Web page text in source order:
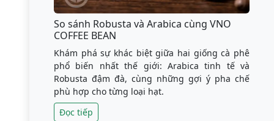
So sánh Robusta và Arabica cùng VNO
COFFEE BEAN
Khám phá sự khác biệt giữa hai giống cà phê
phổ biến nhất thế giới: Arabica tinh tế và
Robusta đậm đà, cùng những gợi ý pha chế
phù hợp cho từng loại hạt.
Đọc tiếp